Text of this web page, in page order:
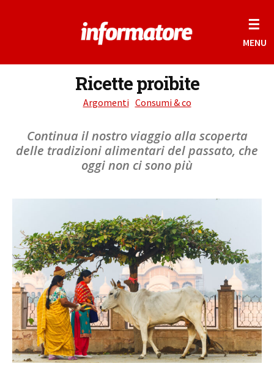
☰
MENU
Ricette proibite
Argomenti Consumi & co
Continua il nostro viaggio alla scoperta
delle tradizioni alimentari del passato, che
oggi non ci sono più